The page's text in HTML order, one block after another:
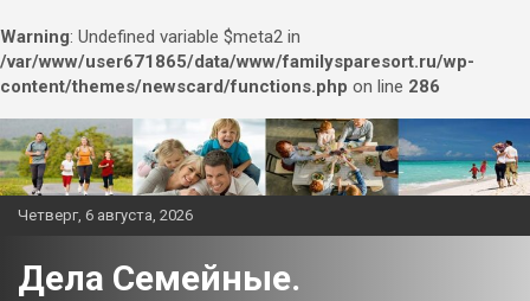
Warning: Undefined variable $meta2 in
/var/www/user671865/data/www/familysparesort.ru/wp-
content/themes/newscard/functions.php on line 286
Перейти
к
содержимому
Четверг, 6 августа, 2026
Дела Семейные.